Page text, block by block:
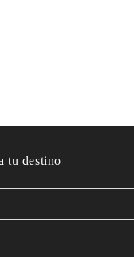
tu destino